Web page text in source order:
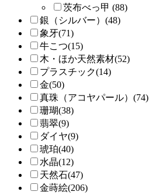
茨布べっ甲 (88)
銀（シルバー）(48)
象牙(71)
牛こつ(15)
木・ほか天然素材(52)
プラスチック(14)
金(50)
真珠（アコヤパール）(74)
珊瑚(38)
翡翠(9)
ダイヤ(9)
琥珀(40)
水晶(12)
天然石(47)
金蒔絵(206)